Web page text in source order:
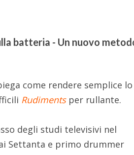
batteria - Un nuovo
come rendere semplice lo
Rudimentsper rullante.
degli studi televisivi nel
Settanta e primo drummer